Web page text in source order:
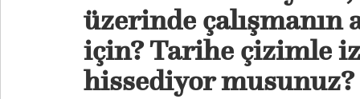
üzerinde çalışmanın
için? Tarihe çizimle iz
hissediyor musunuz?